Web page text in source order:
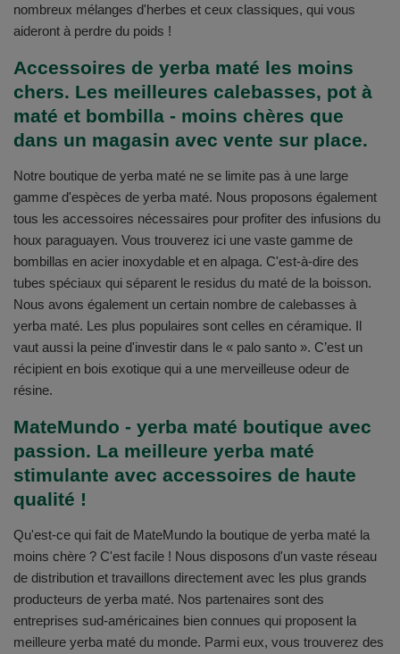
nombreux mélanges d'herbes et ceux classiques, qui vous
aideront à perdre du poids !
Accessoires de yerba maté les moins
chers. Les meilleures calebasses, pot à
maté et bombilla - moins chères que
dans un magasin avec vente sur place.
Notre boutique de yerba maté ne se limite pas à une large
gamme d'espèces de yerba maté. Nous proposons également
tous les accessoires nécessaires pour profiter des infusions du
houx paraguayen. Vous trouverez ici une vaste gamme de
bombillas en acier inoxydable et en alpaga. C'est-à-dire des
tubes spéciaux qui séparent le residus du maté de la boisson.
Nous avons également un certain nombre de calebasses à
yerba maté. Les plus populaires sont celles en céramique. Il
vaut aussi la peine d'investir dans le « palo santo ». C’est un
récipient en bois exotique qui a une merveilleuse odeur de
résine.
MateMundo - yerba maté boutique avec
passion. La meilleure yerba maté
stimulante avec accessoires de haute
qualité !
Qu'est-ce qui fait de MateMundo la boutique de yerba maté la
moins chère ? C'est facile ! Nous disposons d'un vaste réseau
de distribution et travaillons directement avec les plus grands
producteurs de yerba maté. Nos partenaires sont des
entreprises sud-américaines bien connues qui proposent la
meilleure yerba maté du monde. Parmi eux, vous trouverez des